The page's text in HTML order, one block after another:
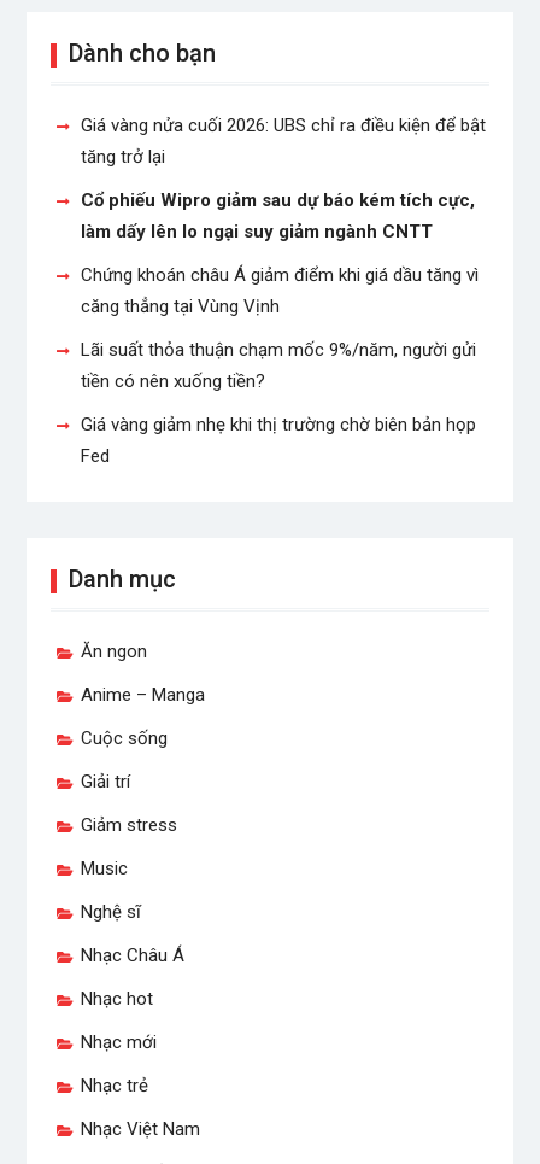
Dành cho bạn
Giá vàng nửa cuối 2026: UBS chỉ ra điều kiện để bật
tăng trở lại
Cổ phiếu Wipro giảm sau dự báo kém tích cực,
làm dấy lên lo ngại suy giảm ngành CNTT
Chứng khoán châu Á giảm điểm khi giá dầu tăng vì
căng thẳng tại Vùng Vịnh
Lãi suất thỏa thuận chạm mốc 9%/năm, người gửi
tiền có nên xuống tiền?
Giá vàng giảm nhẹ khi thị trường chờ biên bản họp
Fed
Danh mục
Ăn ngon
Anime – Manga
Cuộc sống
Giải trí
Giảm stress
Music
Nghệ sĩ
Nhạc Châu Á
Nhạc hot
Nhạc mới
Nhạc trẻ
Nhạc Việt Nam